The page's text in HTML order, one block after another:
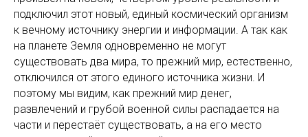
подключил этот новый, единый космический организм
к вечному источнику энергии и информации. А так как
на планете Земля одновременно не могут
существовать два мира, то прежний мир, естественно,
отключился от этого единого источника жизни. И
поэтому мы видим, как прежний мир денег,
развлечений и грубой военной силы распадается на
части и перестаёт существовать, а на его место